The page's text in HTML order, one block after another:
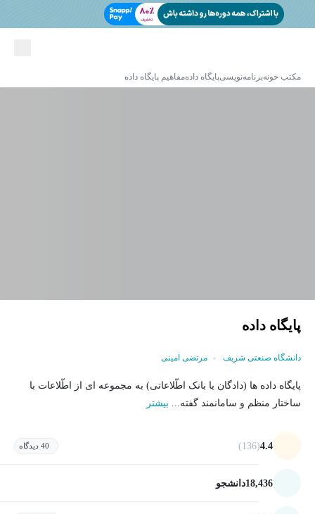
مکتب خونهبرنامه‌نویسیپایگاه دادهمفاهیم پایگاه داده
پایگاه داده
دانشگاه صنعتی شریف مرتضی امینی
پایگاه داده ها (دادگان یا بانک اطّلاعاتی) به مجموعه ای از اطّلاعات با
ساختار منظم و سامانمند گفته... بیشتر
4.4
(136) 40 دیدگاه
18,436دانشجو